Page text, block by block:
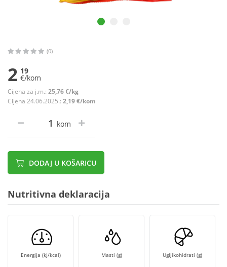
(0)
2 19
€/kom
Cijena za j.m.: 25,76 €/kg
Cijena 24.06.2025.: 2,19 €/kom
kom
DODAJ U KOŠARICU
Nutritivna deklaracija
Energija (kJ/kcal) Masti (g) Ugljikohidrati (g)